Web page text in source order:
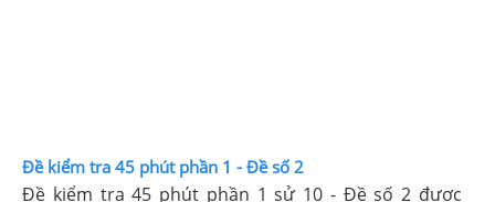
Đề kiểm tra 45 phút phần 1 - Đề số 2
Đề kiểm tra 45 phút phần 1 sử 10 - Đề số 2 được